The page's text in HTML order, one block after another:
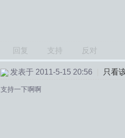
回复 支持 反对
发表于 2011-5-15 20:56 只看
支持一下啊啊